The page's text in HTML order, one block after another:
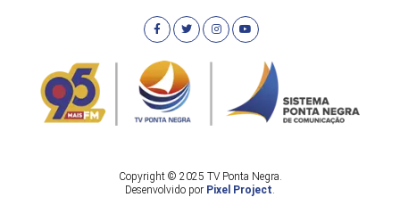
Copyright © 2025 TV Ponta Negra.
Desenvolvido por Pixel Project.